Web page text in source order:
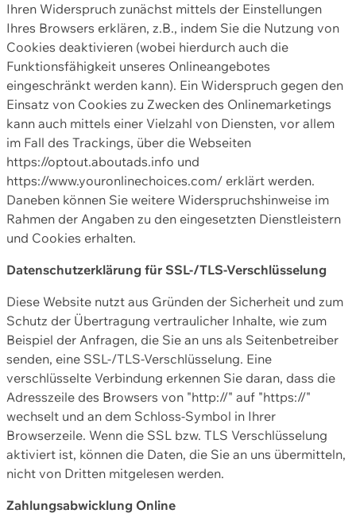
Ihren Widerspruch zunächst mittels der Einstellungen
Ihres Browsers erklären, z.B., indem Sie die Nutzung von
Cookies deaktivieren (wobei hierdurch auch die
Funktionsfähigkeit unseres Onlineangebotes
eingeschränkt werden kann). Ein Widerspruch gegen den
Einsatz von Cookies zu Zwecken des Onlinemarketings
kann auch mittels einer Vielzahl von Diensten, vor allem
im Fall des Trackings, über die Webseiten
https://optout.aboutads.info und
https://www.youronlinechoices.com/ erklärt werden.
Daneben können Sie weitere Widerspruchshinweise im
Rahmen der Angaben zu den eingesetzten Dienstleistern
und Cookies erhalten.
Datenschutzerklärung für SSL-/TLS-Verschlüsselung
Diese Website nutzt aus Gründen der Sicherheit und zum
Schutz der Übertragung vertraulicher Inhalte, wie zum
Beispiel der Anfragen, die Sie an uns als Seitenbetreiber
senden, eine SSL-/TLS-Verschlüsselung. Eine
verschlüsselte Verbindung erkennen Sie daran, dass die
Adresszeile des Browsers von "http://" auf "https://"
wechselt und an dem Schloss-Symbol in Ihrer
Browserzeile. Wenn die SSL bzw. TLS Verschlüsselung
aktiviert ist, können die Daten, die Sie an uns übermitteln,
nicht von Dritten mitgelesen werden.
Zahlungsabwicklung Online